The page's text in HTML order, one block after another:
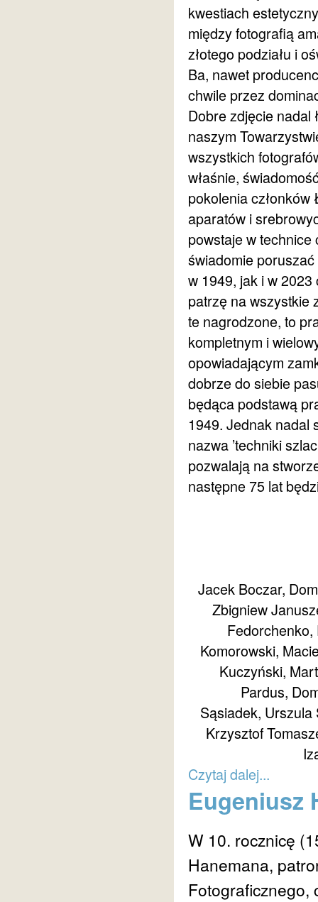
kwestiach
między fotografią
złotego podziału i
Ba, nawet
chwile przez
Dobre zdjęcie nadal
naszym
wszystkich
właśnie,
pokolenia członków
aparatów i
powstaje w
świadomie
w 1949, jak i w
patrzę na wszystkie
te nagrodzone, to
kompletnym i
opowiadającym
dobrze do siebie
będąca podstawą
1949. Jednak nadal
nazwa ’techniki
pozwalają na
następne 75 lat
Jacek Boczar,
Zbigniew
Fedorchenko,
Komorowski,
Kuczyński,
Pardus,
Sąsiadek,
Krzysztof
Czytaj dalej...
Eugeniusz
W 10. rocznicę
Hanemana,
Fotograficznego,